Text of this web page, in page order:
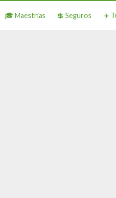
🎓 Maestrias 💲 Seguros ✈️